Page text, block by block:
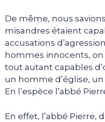
De même, nous
misandres étaient
accusations
hommes innocents,
tout autant capables
un homme d’église,
En l’espèce l’abbé
En effet, l’abbé Pierre,